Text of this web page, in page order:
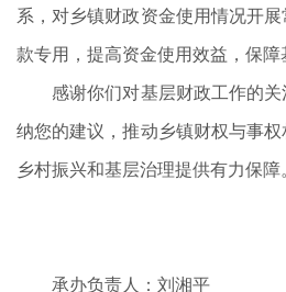
系，对乡镇财政资金使用情况开
款专用，提高资金使用效益，保障
感谢你们对基层财政工作的关
纳您的建议，推动乡镇财权与事
乡村振兴和基层治理提供有力保障。
承办负责人：刘湘平